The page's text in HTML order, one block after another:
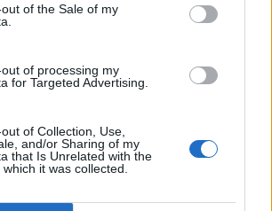
of the Sale of my
of processing my
for Targeted Advertising.
of Collection, Use,
and/or Sharing of my
that Is Unrelated with the
it was collected.
08., szombat
NATO-tagállam
készül az amerikai
szerint